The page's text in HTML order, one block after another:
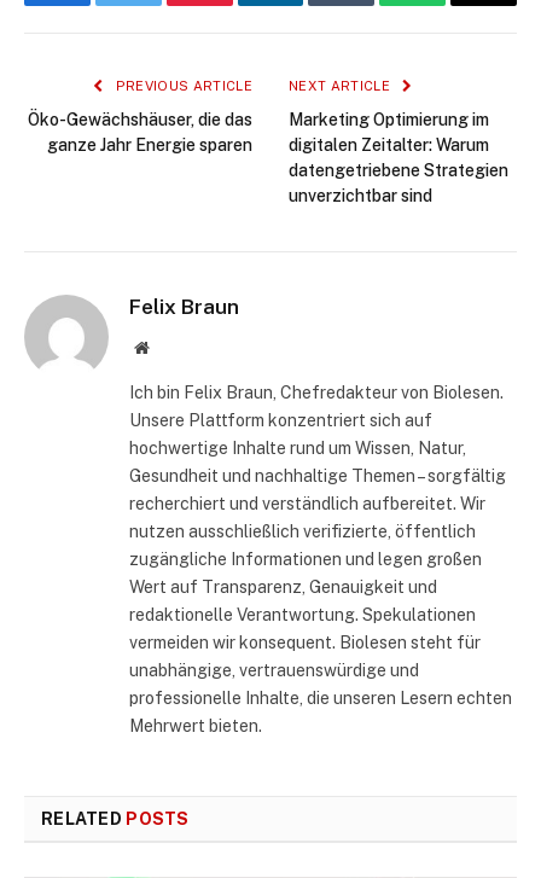
PREVIOUS ARTICLE
Öko-Gewächshäuser, die das
ganze Jahr Energie sparen
NEXT ARTICLE
Marketing Optimierung im
digitalen Zeitalter: Warum
datengetriebene Strategien
unverzichtbar sind
Felix Braun
Website
Ich bin Felix Braun, Chefredakteur von Biolesen.
Unsere Plattform konzentriert sich auf
hochwertige Inhalte rund um Wissen, Natur,
Gesundheit und nachhaltige Themen – sorgfältig
recherchiert und verständlich aufbereitet. Wir
nutzen ausschließlich verifizierte, öffentlich
zugängliche Informationen und legen großen
Wert auf Transparenz, Genauigkeit und
redaktionelle Verantwortung. Spekulationen
vermeiden wir konsequent. Biolesen steht für
unabhängige, vertrauenswürdige und
professionelle Inhalte, die unseren Lesern echten
Mehrwert bieten.
RELATED POSTS